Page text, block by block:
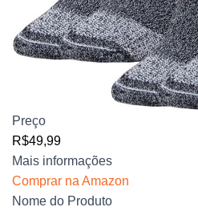
Preço
R$49,99
Mais informações
Comprar na Amazon
Nome do Produto